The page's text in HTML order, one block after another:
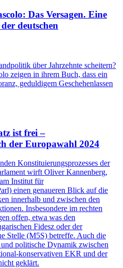
Das Versagen. Eine
deutschen
über Jahrzehnte scheitern?
zeigen in ihrem Buch, dass ein
geduldigem Geschehenlassen
ist frei –
der Europawahl 2024
Konstituierungsprozesses der
wirft Oliver Kannenberg,
Institut für
einen genaueren Blick auf die
innerhalb und zwischen den
Insbesondere im rechten
offen, etwa was den
Fidesz oder der
Stelle (M5S) betreffe. Auch die
politische Dynamik zwischen
konservativen EKR und der
geklärt.